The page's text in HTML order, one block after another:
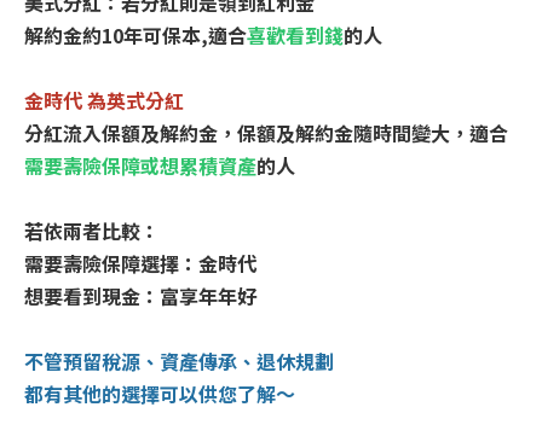
解約金約10年可保本,適合喜歡看到錢的人
金時代 為英式分紅
分紅流入保額及解約金，保額及解約金隨時間變大，適合
需要壽險保障或想累積資產的人
若依兩者比較：
需要壽險保障選擇：金時代
想要看到現金：富享年年好
不管預留稅源、資產傳承、退休規劃
都有其他的選擇可以供您了解～